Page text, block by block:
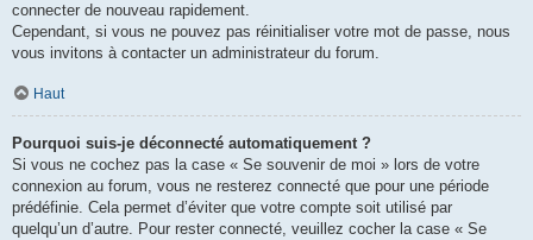
connecter de nouveau rapidement.
Cependant, si vous ne pouvez pas réinitialiser votre mot de passe, nous
vous invitons à contacter un administrateur du forum.
Haut
Pourquoi suis-je déconnecté automatiquement ?
Si vous ne cochez pas la case « Se souvenir de moi » lors de votre
connexion au forum, vous ne resterez connecté que pour une période
prédéfinie. Cela permet d’éviter que votre compte soit utilisé par
quelqu’un d’autre. Pour rester connecté, veuillez cocher la case « Se